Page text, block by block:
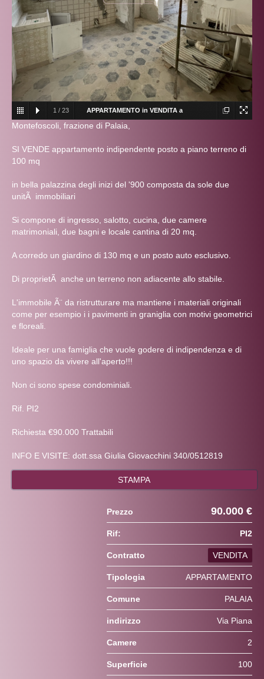
1 / 23 APPARTAMENTO in VENDITA a
PALAIA APPARTAMENTO in VENDITA a PALAIA
Montefoscoli, frazione di Palaia,
SI VENDE appartamento indipendente posto a piano terreno di
100 mq
in bella palazzina degli inizi del '900 composta da sole due
unitÃ immobiliari
Si compone di ingresso, salotto, cucina, due camere
matrimoniali, due bagni e locale cantina di 20 mq.
A corredo un giardino di 130 mq e un posto auto esclusivo.
Di proprietÃ anche un terreno non adiacente allo stabile.
L'immobile Ã¨ da ristrutturare ma mantiene i materiali originali
come per esempio i i pavimenti in graniglia con motivi geometrici
e floreali.
Ideale per una famiglia che vuole godere di indipendenza e di
uno spazio da vivere all'aperto!!!
Non ci sono spese condominiali.
Rif. PI2
Richiesta €90.000 Trattabili
INFO E VISITE: dott.ssa Giulia Giovacchini 340/0512819
STAMPA
Prezzo 90.000 €
Rif: PI2
Contratto VENDITA
Tipologia APPARTAMENTO
Comune PALAIA
indirizzo Via Piana
Camere 2
Superficie 100